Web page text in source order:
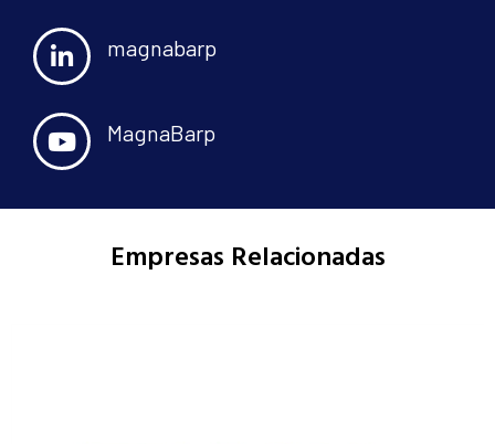
magnabarp
MagnaBarp
Empresas Relacionadas